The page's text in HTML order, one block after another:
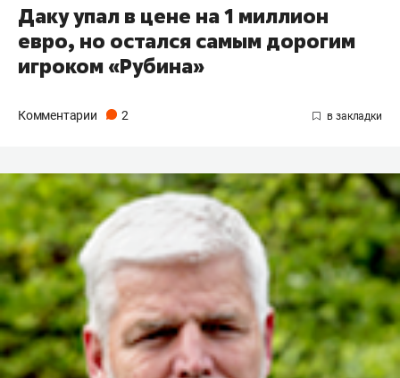
Даку упал в цене на 1 миллион
евро, но остался самым дорогим
игроком «Рубина»
Комментарии 2